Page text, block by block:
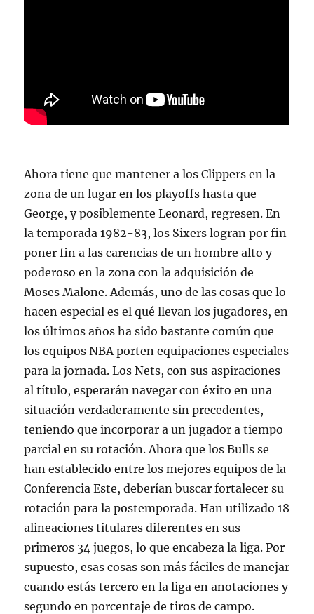
Ahora tiene que mantener a los Clippers en la
zona de un lugar en los playoffs hasta que
George, y posiblemente Leonard, regresen. En
la temporada 1982-83, los Sixers logran por fin
poner fin a las carencias de un hombre alto y
poderoso en la zona con la adquisición de
Moses Malone. Además, uno de las cosas que lo
hacen especial es el qué llevan los jugadores, en
los últimos años ha sido bastante común que
los equipos NBA porten equipaciones especiales
para la jornada. Los Nets, con sus aspiraciones
al título, esperarán navegar con éxito en una
situación verdaderamente sin precedentes,
teniendo que incorporar a un jugador a tiempo
parcial en su rotación. Ahora que los Bulls se
han establecido entre los mejores equipos de la
Conferencia Este, deberían buscar fortalecer su
rotación para la postemporada. Han utilizado 18
alineaciones titulares diferentes en sus
primeros 34 juegos, lo que encabeza la liga. Por
supuesto, esas cosas son más fáciles de manejar
cuando estás tercero en la liga en anotaciones y
segundo en porcentaje de tiros de campo.